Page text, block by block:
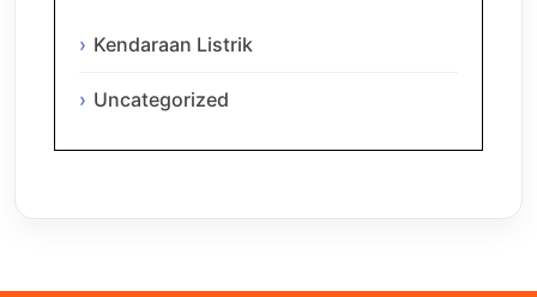
Kendaraan Listrik
Uncategorized